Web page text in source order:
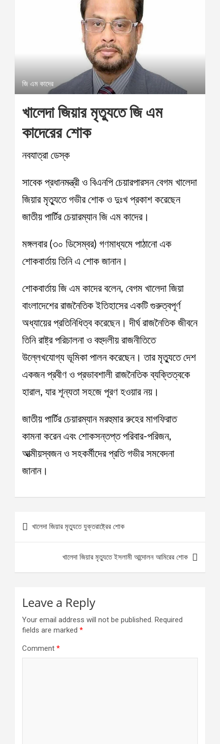
জি এম কাদের
খালেদা জিয়ার মৃত্যুতে জি এম
কাদেরের শোক
নবযাত্রা ডেস্ক
সাবেক প্রধানমন্ত্রী ও বিএনপি চেয়ারপারসন বেগম খালেদা
জিয়ার মৃত্যুতে গভীর শোক ও দুঃখ প্রকাশ করেছেন
জাতীয় পার্টির চেয়ারম্যান জি এম কাদের।
মঙ্গলবার (৩০ ডিসেম্বর) গণমাধ্যমে পাঠানো এক
শোকবার্তায় তিনি এ শোক জানান।
শোকবার্তায় জি এম কাদের বলেন, বেগম খালেদা জিয়া
বাংলাদেশের রাজনৈতিক ইতিহাসের একটি গুরুত্বপূর্ণ
অধ্যায়ের প্রতিনিধিত্ব করেছেন। দীর্ঘ রাজনৈতিক জীবনে
তিনি রাষ্ট্র পরিচালনা ও বহুদলীয় রাজনীতিতে
উল্লেখযোগ্য ভূমিকা পালন করেছেন। তার মৃত্যুতে দেশ
একজন প্রবীণ ও প্রভাবশালী রাজনৈতিক ব্যক্তিত্বকে
হারাল, যার শূন্যতা সহজে পূরণ হওয়ার নয়।
জাতীয় পার্টির চেয়ারম্যান মরহুমার রুহের মাগফিরাত
কামনা করেন এবং শোকসন্তপ্ত পরিবার-পরিজন,
আত্মীয়স্বজন ও সহকর্মীদের প্রতি গভীর সমবেদনা
জানান।
Post
navigation
খালেদা জিয়ার মৃত্যুতে যুক্তরাষ্ট্রের শোক
খালেদা জিয়ার মৃত্যুতে ইসলামী আন্দোলন আমিরের শোক
Leave a Reply
Your email address will not be published. Required
fields are marked *
Comment *